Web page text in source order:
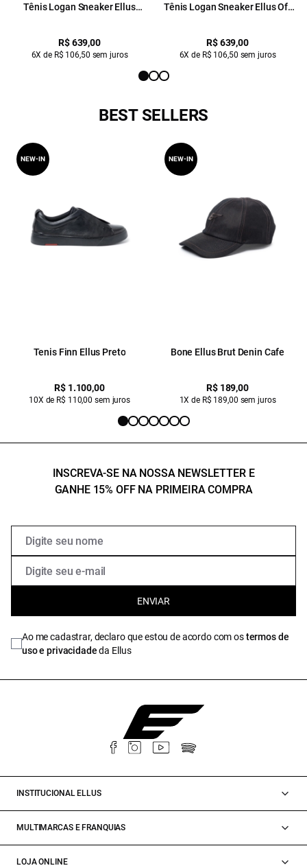
Tênis Logan Sneaker Ellus
R$ 639,00
6X de R$ 106,50 sem juros
Tênis Logan Sneaker Ellus Off
R$ 639,00
6X de R$ 106,50 sem juros
BEST SELLERS
Tenis Finn Ellus Preto
R$ 1.100,00
10X de R$ 110,00 sem juros
NEW-IN
Bone Ellus Brut Denin Cafe
R$ 189,00
1X de R$ 189,00 sem juros
NEW-IN
INSCREVA-SE NA NOSSA NEWSLETTER E
GANHE 15% OFF NA PRIMEIRA COMPRA
ENVIAR
Ao me cadastrar, declaro que estou de acordo com ostermos de
uso e privacidadeda Ellus
INSTITUCIONAL ELLUS
MULTIMARCAS E FRANQUIAS
LOJA ONLINE